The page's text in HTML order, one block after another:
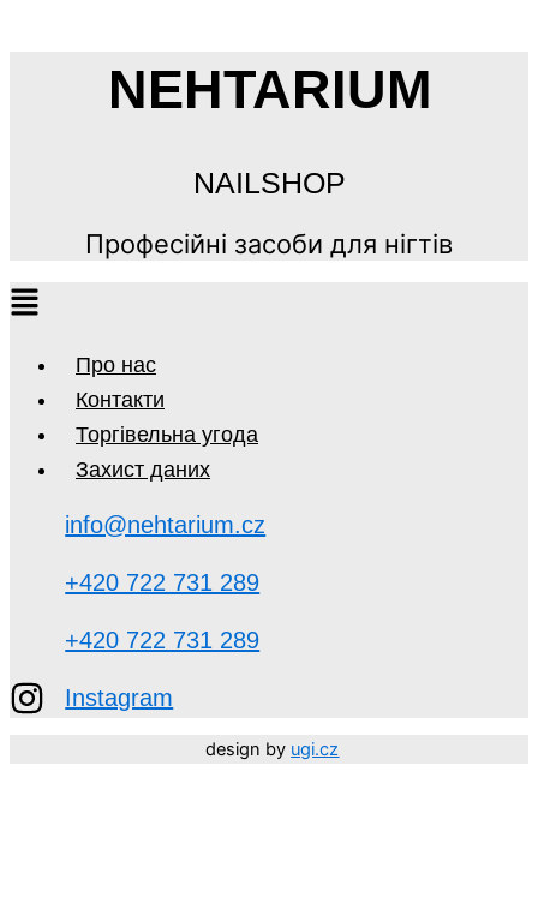
NEHTARIUM
NAILSHOP
Професійні засоби для нігтів
Про нас
Контакти
Торгівельна угода
Захист даних
info@nehtarium.cz
+420 722 731 289
+420 722 731 289
Instagram
design by ugi.cz